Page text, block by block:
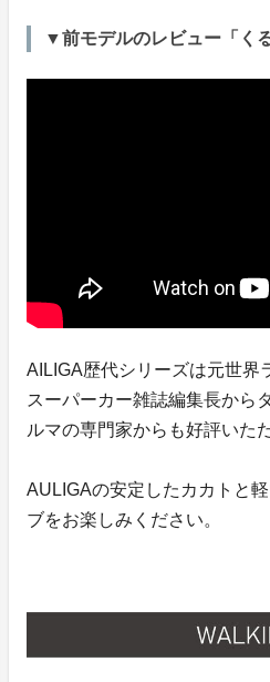
▼前モデルのレビュー「く
AILIGA歴代シリーズは元世界
スーパーカー雑誌編集長から
ルマの専門家からも好評いた
AULIGAの安定したカカトと
ブをお楽しみください。